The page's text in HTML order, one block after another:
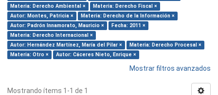
Materia: Derecho Ambiental ×
Materia: Derecho Fiscal ×
Autor: Montes, Patricia ×
Materia: Derecho de la Información ×
Autor: Padrón Innamorato, Mauricio ×
Fecha: 2011 ×
Materia: Derecho Internacional ×
Autor: Hernández Martínez, María del Pilar ×
Materia: Derecho Procesal ×
Materia: Otro ×
Autor: Cáceres Nieto, Enrique ×
Mostrar filtros avanzados
Mostrando ítems 1-1 de 1